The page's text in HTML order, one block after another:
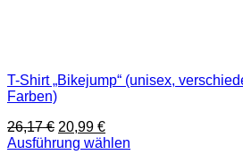
T-Shirt „Bikejump“ (unisex,
Farben)
26,17€ Ursprünglicher
Preis
20,99 €Aktueller
Preis
Ausführung wählen